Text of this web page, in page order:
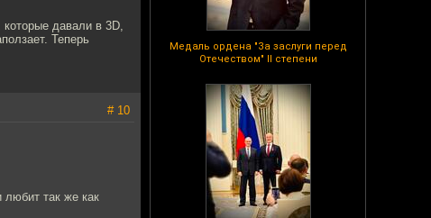
Медаль ордена "За заслуги перед
Отечеством" II степени
давали в 3D,
Теперь
# 10
любит так же как